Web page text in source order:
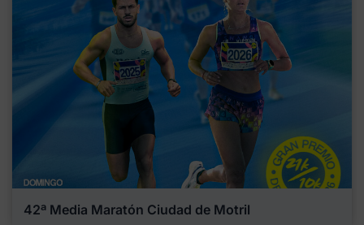
42ª Media Maratón Ciudad de Motril